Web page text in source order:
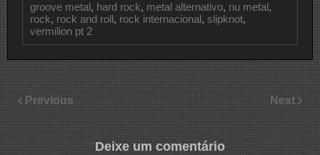
groove metal, hard rock, metal alternativo, nu metal,
rock, rock and roll, rock internacional, slipknot,
vermilion pt 2
Previous Next
Deixe um comentário